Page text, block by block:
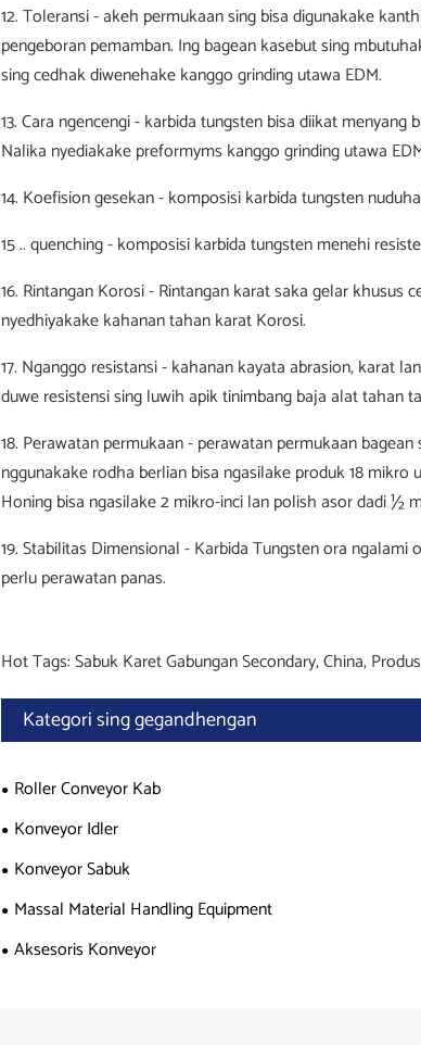
12. Toleransi - akeh permukaan sing bisa digunakake
pengeboran pemamban. Ing bagean kasebut sing
sing cedhak diwenehake kanggo grinding utawa EDM.
13. Cara ngencengi - karbida tungsten bisa diikat
Nalika nyediakake preformyms kanggo grinding utawa
14. Koefision gesekan - komposisi karbida tungsten
15 .. quenching - komposisi karbida tungsten menehi
16. Rintangan Korosi - Rintangan karat saka gelar
nyedhiyakake kahanan tahan karat Korosi.
17. Nganggo resistansi - kahanan kayata abrasion, karat
duwe resistensi sing luwih apik tinimbang baja alat tahan
18. Perawatan permukaan - perawatan permukaan
nggunakake rodha berlian bisa ngasilake produk 18
Honing bisa ngasilake 2 mikro-inci lan polish asor dadi ½
19. Stabilitas Dimensional - Karbida Tungsten ora
perlu perawatan panas.
Hot Tags: Sabuk Karet Gabungan Secondary, China,
Kategori sing gegandhengan
Roller Conveyor Kab
Konveyor Idler
Konveyor Sabuk
Massal Material Handling Equipment
Aksesoris Konveyor